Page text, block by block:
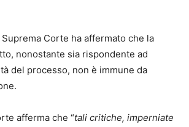
Corte ha affermato che la
nonostante sia rispondente ad
del processo, non è immune da
afferma che “tali critiche, imperniate